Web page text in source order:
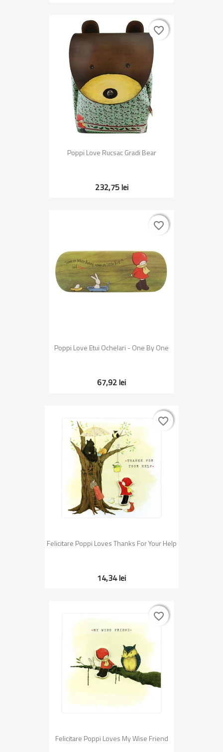
Poppi Love Rucsac Gradi Bear
232,75 lei
favorite_border
favorite_border
Poppi Love Etui Ochelari - One By One
67,92 lei
favorite_border
favorite_border
Felicitare Poppi Loves Thanks For Your Help
14,34 lei
favorite_border
favorite_border
Felicitare Poppi Loves My Wise Friend
favorite_border
favorite_border